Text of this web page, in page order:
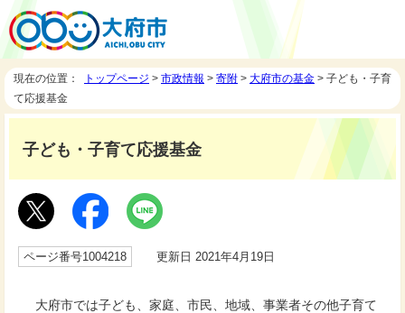
現在の位置： トップページ > 市政情報 > 寄附 > 大府市の基金 > 子ども・子育
て応援基金
子ども・子育て応援基金
ページ番号1004218 更新日 2021年4月19日
大府市では子ども、家庭、市民、地域、事業者その他子育て